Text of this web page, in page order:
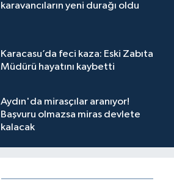
karavancıların yeni durağı oldu
Karacasu’da feci kaza: Eski Zabıta
Müdürü hayatını kaybetti
Aydın'da mirasçılar aranıyor!
Başvuru olmazsa miras devlete
kalacak